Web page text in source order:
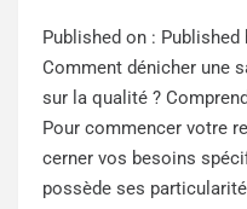
Published on : Published
Comment dénicher une
sur la qualité ?
Pour commencer votre
cerner vos besoins
possède ses